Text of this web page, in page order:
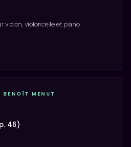
violon, violoncelle et piano
MENUT
46)